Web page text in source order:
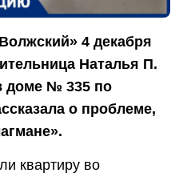
4 декабря
Наталья П.
доме № 335 по
о проблеме,
квартиру во